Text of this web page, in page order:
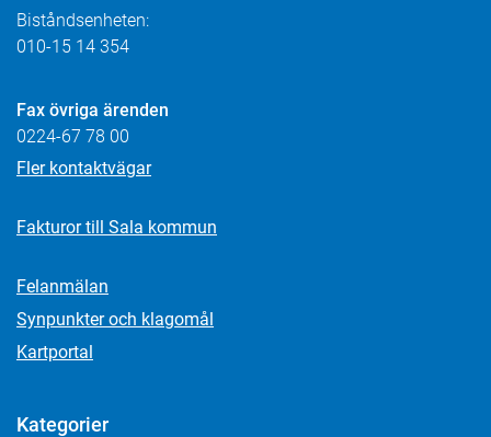
Biståndsenheten:
010-15 14 354
Fax övriga ärenden
0224-67 78 00
Fler kontaktvägar
Fakturor till Sala kommun
Felanmälan
Synpunkter och klagomål
Kartportal
Kategorier